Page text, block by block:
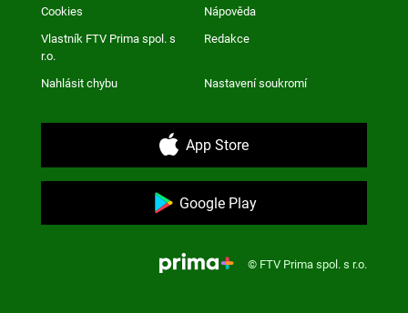
Cookies Nápověda
Vlastník FTV Prima spol. s
r.o.
Redakce
Nahlásit chybu Nastavení soukromí
App Store
Google Play
© FTV Prima spol. s r.o.